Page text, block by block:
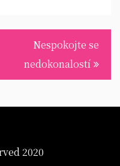
Nespokojte se
nedokonalostí
2020